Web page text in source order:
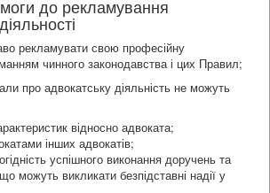
до рекламування
рекламувати свою професійну
чинного законодавства і цих Правил;
про адвокатську діяльність не можуть
відносно адвоката;
інших адвокатів;
успішного виконання доручень та
можуть викликати безпідставні надії у